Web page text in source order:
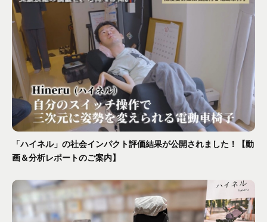
「ハイネル」の社会インパクト評価結果が公開されました！【動
画＆分析レポートのご案内】